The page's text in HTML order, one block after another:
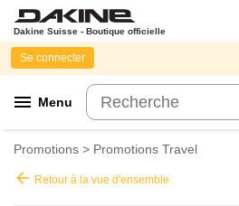
Dakine Suisse - Boutique officielle
menu Menu
Se connecter
Promotions > Promotions Travel
arrow_back Retour à la vue d'ensemble